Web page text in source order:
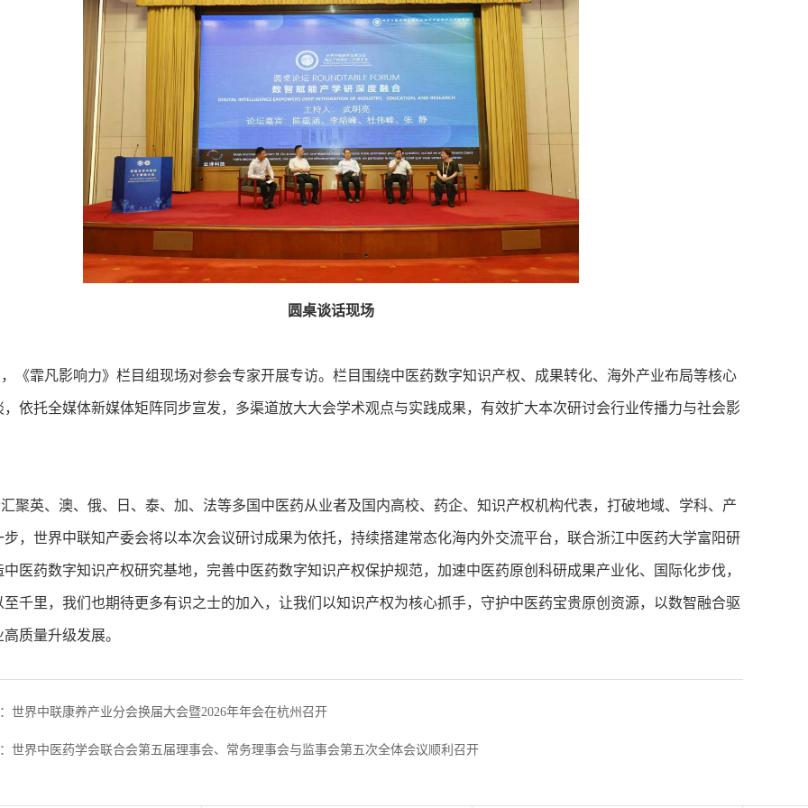
圆桌谈话现场
霏凡影响力》栏目组现场对参会专家开展专访。栏目围绕中医药数字知识产权、成果转化、海外产业布局等核心
，依托全媒体新媒体矩阵同步宣发，多渠道放大大会学术观点与实践成果，有效扩大本次研讨会行业传播力与社会影
英、澳、俄、日、泰、加、法等多国中医药从业者及国内高校、药企、知识产权机构代表，打破地域、学科、产
步，世界中联知产委会将以本次会议研讨成果为依托，持续搭建常态化海内外交流平台，联合浙江中医药大学富阳研
中医药数字知识产权研究基地，完善中医药数字知识产权保护规范，加速中医药原创科研成果产业化、国际化步伐，
至千里，我们也期待更多有识之士的加入，让我们以知识产权为核心抓手，守护中医药宝贵原创资源，以数智融合驱
质量升级发展。
：世界中联康养产业分会换届大会暨2026年年会在杭州召开
：世界中医药学会联合会第五届理事会、常务理事会与监事会第五次全体会议顺利召开